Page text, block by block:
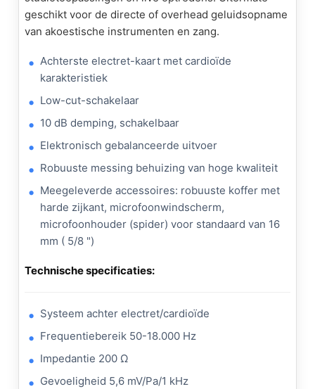
geschikt voor de directe of overhead geluidsopname
van akoestische instrumenten en zang.
Achterste electret-kaart met cardioïde
karakteristiek
Low-cut-schakelaar
10 dB demping, schakelbaar
Elektronisch gebalanceerde uitvoer
Robuuste messing behuizing van hoge kwaliteit
Meegeleverde accessoires: robuuste koffer met
harde zijkant, microfoonwindscherm,
microfoonhouder (spider) voor standaard van 16
mm ( 5/8 ")
Technische specificaties:
Systeem achter electret/cardioïde
Frequentiebereik 50-18.000 Hz
Impedantie 200 Ω
Gevoeligheid 5,6 mV/Pa/1 kHz